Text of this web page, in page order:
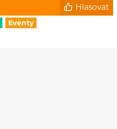
Hlasovat
Eventy